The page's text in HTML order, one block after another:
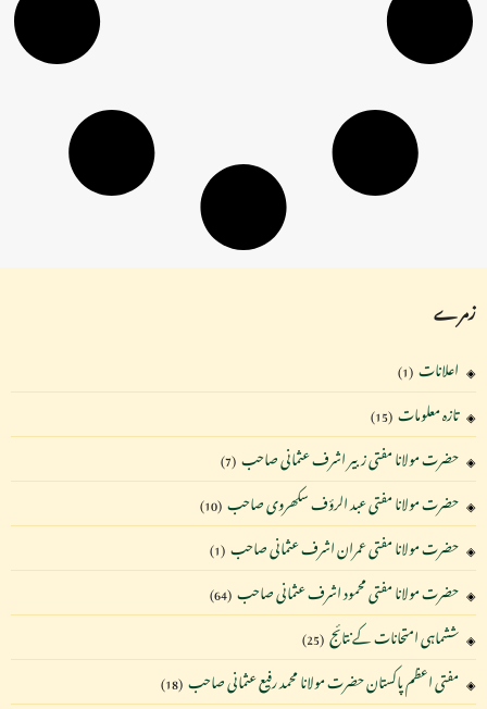
زمرے
اعلانات(1)
تازہ معلومات(15)
حضرت مولانا مفتی زبیر اشرف عثمانی صاحب(7)
حضرت مولانا مفتی عبد الرؤف سکھروی صاحب(10)
حضرت مولانا مفتی عمران اشرف عثمانی صاحب(1)
حضرت مولانا مفتی محمود اشرف عثمانی صاحب(64)
ششماہی امتحانات کے نتائج(25)
مفتی اعظم پاکستان حضرت مولانا محمد رفیع عثمانی صاحب(18)